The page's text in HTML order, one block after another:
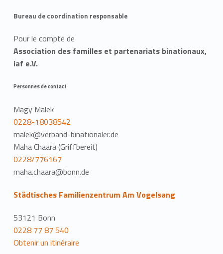
Bureau de coordination responsable
Pour le compte de
Association des familles et partenariats binationaux,
iaf e.V.
Personnes de contact
Magy Malek
0228-18038542
malek@verband-binationaler.de
Maha Chaara (Griffbereit)
0228/776167
maha.chaara@bonn.de
Städtisches Familienzentrum Am Vogelsang
53121 Bonn
0228 77 87 540
Obtenir un itinéraire